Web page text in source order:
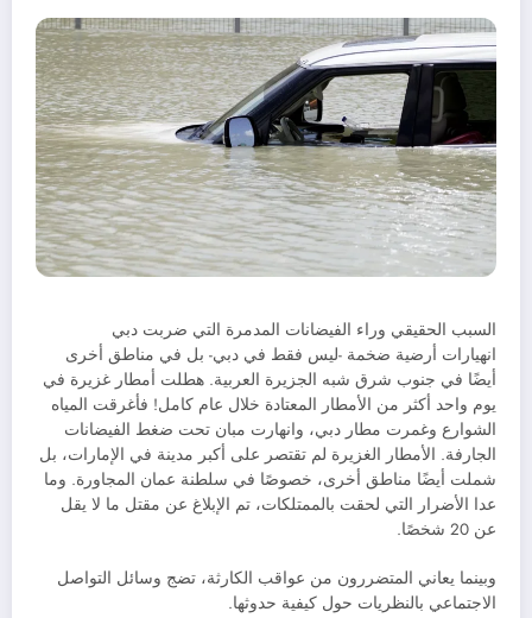
السبب الحقيقي وراء الفيضانات المدمرة التي ضربت دبي
انهيارات أرضية ضخمة -ليس فقط في دبي- بل في مناطق أخرى
أيضًا في جنوب شرق شبه الجزيرة العربية. هطلت أمطار غزيرة في
يوم واحد أكثر من الأمطار المعتادة خلال عام كامل! فأغرقت المياه
الشوارع وغمرت مطار دبي، وانهارت مبان تحت ضغط الفيضانات
الجارفة. الأمطار الغزيرة لم تقتصر على أكبر مدينة في الإمارات، بل
شملت أيضًا مناطق أخرى، خصوصًا في سلطنة عمان المجاورة. وما
عدا الأضرار التي لحقت بالممتلكات، تم الإبلاغ عن مقتل ما لا يقل
عن 20 شخصًا.
وبينما يعاني المتضررون من عواقب الكارثة، تضج وسائل التواصل
الاجتماعي بالنظريات حول كيفية حدوثها.